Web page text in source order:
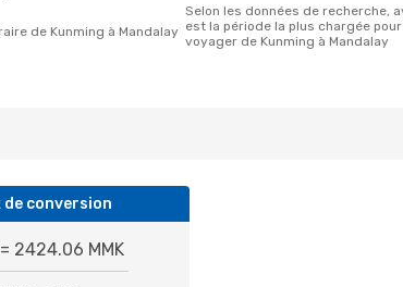
de Kunming à Mandalay
Selon les données de recherche, avril
est la période la plus chargée pour
voyager de Kunming à Mandalay
de conversion
= 2424.06 MMK